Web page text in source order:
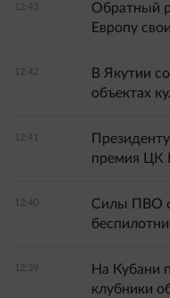
12:43
Обратный
Европу
12:42
В Якутии
объектах
12:41
премия
12:40
Силы ПВО
12:39
На Кубани
клубники